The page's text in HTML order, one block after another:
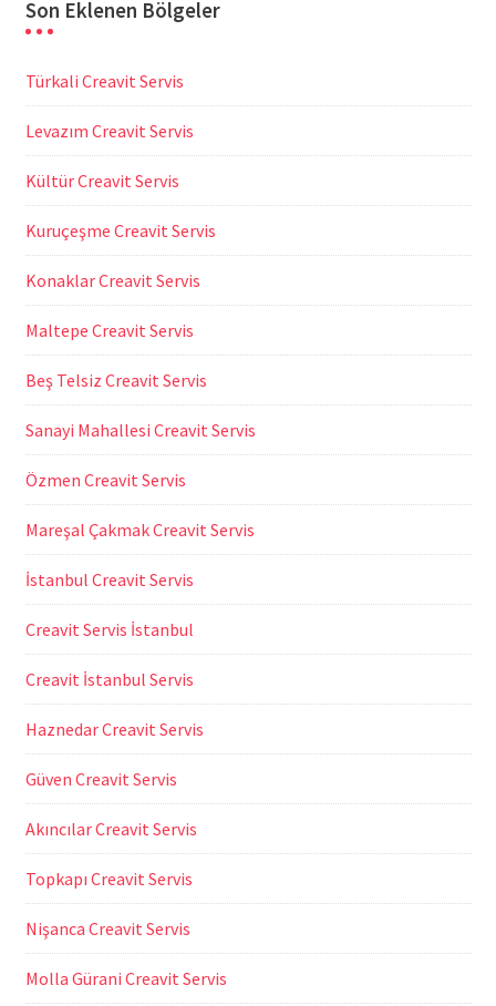
Son Eklenen Bölgeler
Türkali Creavit Servis
Levazım Creavit Servis
Kültür Creavit Servis
Kuruçeşme Creavit Servis
Konaklar Creavit Servis
Maltepe Creavit Servis
Beş Telsiz Creavit Servis
Sanayi Mahallesi Creavit Servis
Özmen Creavit Servis
Mareşal Çakmak Creavit Servis
İstanbul Creavit Servis
Creavit Servis İstanbul
Creavit İstanbul Servis
Haznedar Creavit Servis
Güven Creavit Servis
Akıncılar Creavit Servis
Topkapı Creavit Servis
Nişanca Creavit Servis
Molla Gürani Creavit Servis